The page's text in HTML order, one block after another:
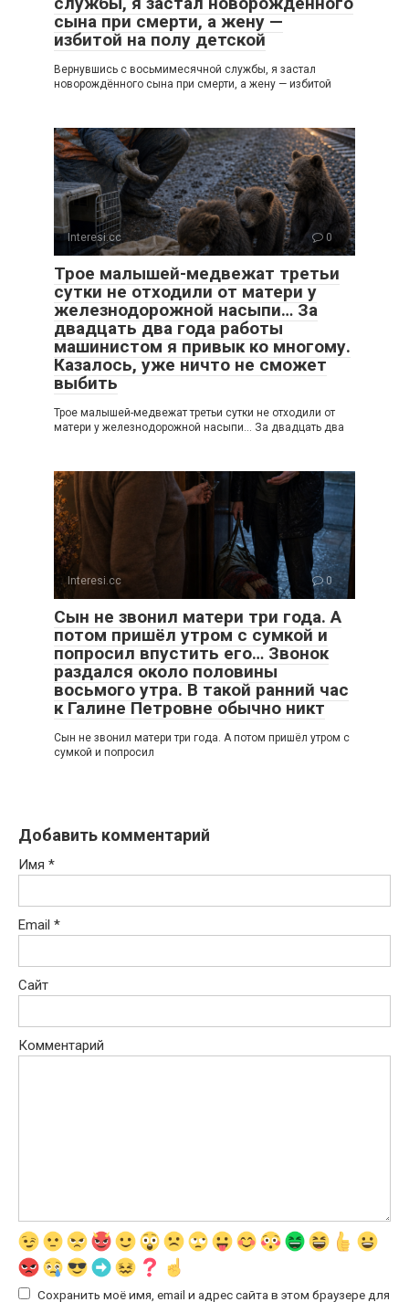
сына при смерти, а жену —
избитой на полу детской
Вернувшись с восьмимесячной службы, я застал
новорождённого сына при смерти, а жену — избитой
Interesi.cc 0
Трое малышей-медвежат третьи
сутки не отходили от матери у
железнодорожной насыпи… За
двадцать два года работы
машинистом я привык ко многому.
Казалось, уже ничто не сможет
выбить
Трое малышей-медвежат третьи сутки не отходили от
матери у железнодорожной насыпи… За двадцать два
Interesi.cc 0
Сын не звонил матери три года. А
потом пришёл утром с сумкой и
попросил впустить его… Звонок
раздался около половины
восьмого утра. В такой ранний час
к Галине Петровне обычно никт
Сын не звонил матери три года. А потом пришёл утром с
сумкой и попросил
Добавить комментарий
Имя *
Email *
Сайт
Комментарий
Сохранить моё имя, email и адрес сайта в этом браузере для